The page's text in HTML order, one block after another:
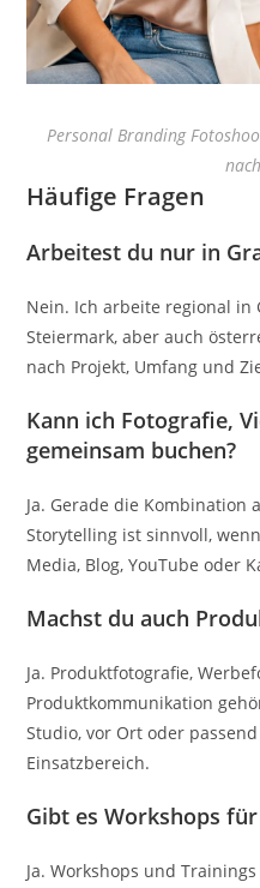
Personal Branding
Häufige Fragen
Arbeitest du nur in
Nein. Ich arbeite regional in
Steiermark, aber auch
nach Projekt, Umfang und
Kann ich Fotografie,
gemeinsam buchen?
Ja. Gerade die Kombination
Storytelling ist sinnvoll,
Media, Blog, YouTube oder
Machst du auch
Ja. Produktfotografie,
Produktkommunikation
Studio, vor Ort oder
Einsatzbereich.
Gibt es Workshops
Ja. Workshops und